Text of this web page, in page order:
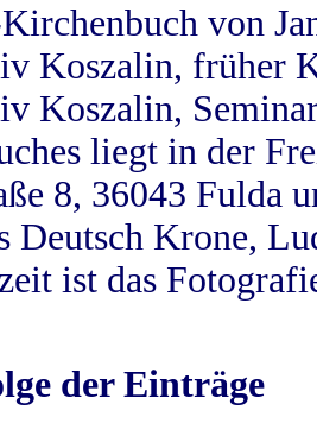
von
Koszalin, früher
Koszalin,
liegt in der
8, 36043 Fulda
Deutsch Krone,
ist das
der Einträge